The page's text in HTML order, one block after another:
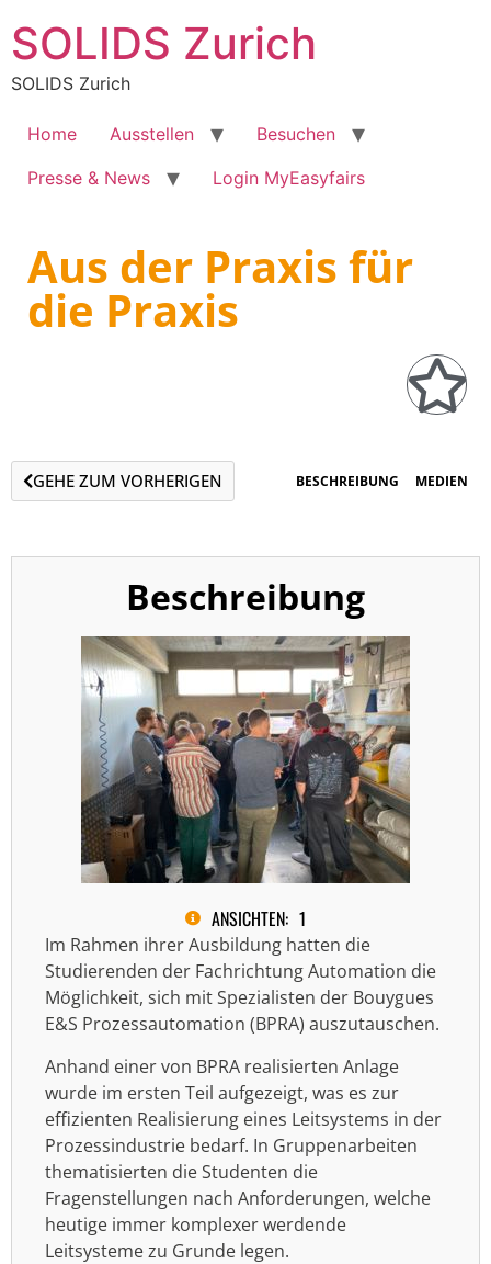
SOLIDS Zurich
SOLIDS Zurich
Home Ausstellen
Besuchen
Presse & News
Login MyEasyfairs
Aus der Praxis für
die Praxis
GEHE ZUM VORHERIGEN BESCHREIBUNG MEDIEN
Beschreibung
ANSICHTEN: 1
Im Rahmen ihrer Ausbildung hatten die
Studierenden der Fachrichtung Automation die
Möglichkeit, sich mit Spezialisten der Bouygues
E&S Prozessautomation (BPRA) auszutauschen.
Anhand einer von BPRA realisierten Anlage
wurde im ersten Teil aufgezeigt, was es zur
effizienten Realisierung eines Leitsystems in der
Prozessindustrie bedarf. In Gruppenarbeiten
thematisierten die Studenten die
Fragenstellungen nach Anforderungen, welche
heutige immer komplexer werdende
Leitsysteme zu Grunde legen.